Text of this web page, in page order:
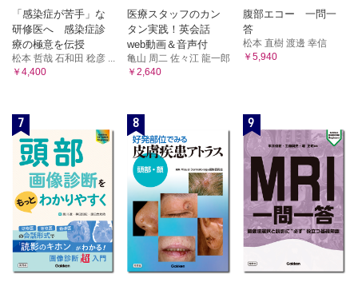
（松末亮）
14 術後は温水洗浄便座で肛門を洗ってはいけない？（松末
亮）
15 保存的治療をしている人が緊急手術になるのはどんなと
き？（岡田はるか）
17 GCAPなどの透析治療はどんな効果があるの？（江坂直
18 CDIは整腸剤で予防できるの？（西村翔）
19 「下痢がひどいから、下痢止めがほしい」と言われたらど
うする？（西村翔）
20 クローン病でエレンタール（R）を飲むのはなぜ？（江坂直
樹）
21 なぜ回盲部に潰瘍ができやすいの？（太田義之）
22 なぜ憩室炎や憩室出血は繰り返すの？（三木晶森）
23 憩室炎から出血した場合は内視鏡？アンギオ？（三木晶
「感染症が苦手」な
研修医へ 感染症診
療の極意を伝授
松本 哲哉 石和田 稔彦 ...
￥4,400
医療スタッフのカン
タン実践！英会話
web動画＆音声付
亀山 周二 佐々江 龍一郎
￥2,640
腹部エコー 一問一
答
松本 直樹 渡邊 幸信
￥5,940
7 8 9